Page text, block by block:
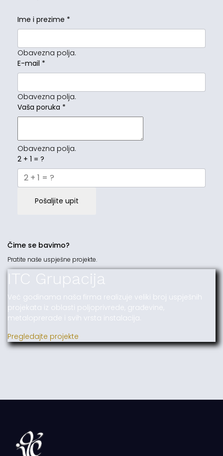
Ime i prezime *
Obavezna polja.
E-mail *
Obavezna polja.
Vaša poruka *
Obavezna polja.
2 + 1 = ?
Pošaljite upit
Čime se bavimo?
Pratite naše uspješne projekte.
ITC Grupacija
Već godinama naša firma realizuje veliki broj uspješnih
projekata iz oblasti poljoprivrede, građevine,
metaloprerade i svih vrsta instalacija.
Pregledajte projekte